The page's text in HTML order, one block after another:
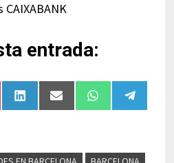
entrada:
Compartir
en
Compartir
en
Compartir
en en